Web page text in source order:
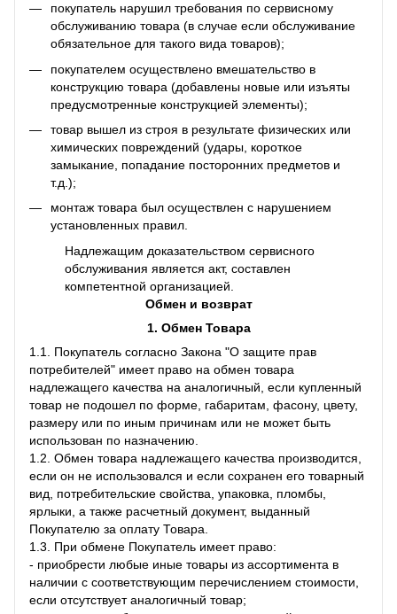
покупатель нарушил требования по сервисному
обслуживанию товара (в случае если обслуживание
обязательное для такого вида товаров);
покупателем осуществлено вмешательство в
конструкцию товара (добавлены новые или изъяты
предусмотренные конструкцией элементы);
товар вышел из строя в результате физических или
химических повреждений (удары, короткое
замыкание, попадание посторонних предметов и
т.д.);
монтаж товара был осуществлен с нарушением
установленных правил.
Надлежащим доказательством сервисного
обслуживания является акт, составлен
компетентной организацией.
Обмен и возврат
1. Обмен Товара
1.1. Покупатель согласно Закона "О защите прав
потребителей" имеет право на обмен товара
надлежащего качества на аналогичный, если купленный
товар не подошел по форме, габаритам, фасону, цвету,
размеру или по иным причинам или не может быть
использован по назначению.
1.2. Обмен товара надлежащего качества производится,
если он не использовался и если сохранен его товарный
вид, потребительские свойства, упаковка, пломбы,
ярлыки, а также расчетный документ, выданный
Покупателю за оплату Товара.
1.3. При обмене Покупатель имеет право:
- приобрести любые иные товары из ассортимента в
наличии с соответствующим перечислением стоимости,
если отсутствует аналогичный товар;